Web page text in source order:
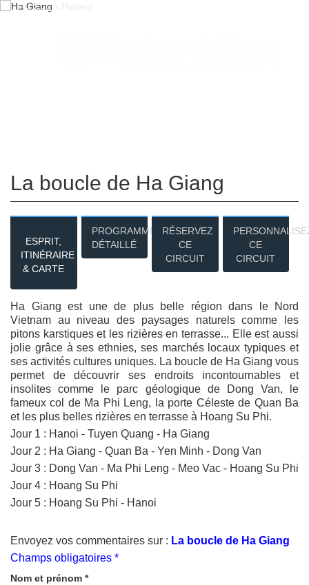
Espace Agent
La boucle de Ha Giang
ESPRIT,
ITINÉRAIRE
& CARTE
PROGRAMME
DÉTAILLÉ
RÉSERVEZ
CE
CIRCUIT
CE
CIRCUIT
Ha Giang est une de plus belle région dans le Nord
Vietnam au niveau des paysages naturels comme les
pitons karstiques et les rizières en terrasse... Elle est aussi
jolie grâce à ses ethnies, ses marchés locaux typiques et
ses activités cultures uniques. La boucle de Ha Giang vous
permet de découvrir ses endroits incontournables et
insolites comme le parc géologique de Dong Van, le
fameux col de Ma Phi Leng, la porte Céleste de Quan Ba
et les plus belles rizières en terrasse à Hoang Su Phi.
Jour 1 : Hanoi - Tuyen Quang - Ha Giang
Jour 2 : Ha Giang - Quan Ba - Yen Minh - Dong Van
Jour 3 : Dong Van - Ma Phi Leng - Meo Vac - Hoang Su Phi
Jour 4 : Hoang Su Phi
Jour 5 : Hoang Su Phi - Hanoi
Envoyez vos commentaires sur : La boucle de Ha Giang
Champs obligatoires *
Nom et prénom *